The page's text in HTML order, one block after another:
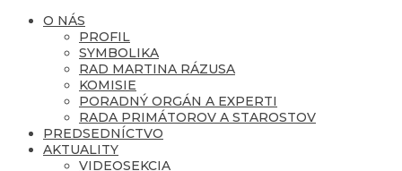
O NÁS
PROFIL
SYMBOLIKA
RAD MARTINA RÁZUSA
KOMISIE
PORADNÝ ORGÁN A EXPERTI
RADA PRIMÁTOROV A STAROSTOV
PREDSEDNÍCTVO
AKTUALITY
VIDEOSEKCIA